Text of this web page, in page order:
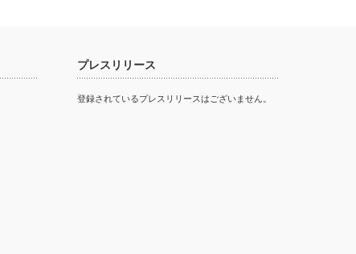
プレスリリース
登録されているプレスリリースはございません。